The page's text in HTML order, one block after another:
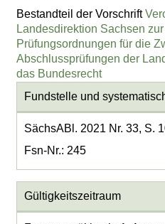
Bestandteil der Vorschrift
Landesdirektion Sachsen
Prüfungsordnungen für die
Abschlussprüfungen der
das Bundesrecht
Fundstelle und
SächsABl. 2021 Nr. 33, S.
Fsn-Nr.: 245
Gültigkeitszeitraum